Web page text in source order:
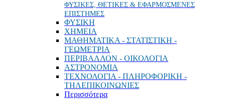
ΦΥΣΙΚΕΣ, ΘΕΤΙΚΕΣ & ΕΦΑΡΜΟΣΜΕΝΕΣ
ΕΠΙΣΤΗΜΕΣ
ΦΥΣΙΚΗ
ΧΗΜΕΙΑ
ΜΑΘΗΜΑΤΙΚΑ - ΣΤΑΤΙΣΤΙΚΗ -
ΓΕΩΜΕΤΡΙΑ
ΠΕΡΙΒΑΛΛΟΝ - ΟΙΚΟΛΟΓΙΑ
ΑΣΤΡΟΝΟΜΙΑ
ΤΕΧΝΟΛΟΓΙΑ - ΠΛΗΡΟΦΟΡΙΚΗ -
ΤΗΛΕΠΙΚΟΙΝΩΝΙΕΣ
Περισσότερα